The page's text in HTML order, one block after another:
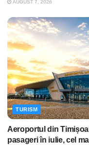
AUGUST 7, 2026
TURISM
Aeroportul din
pasageri în iulie, cel